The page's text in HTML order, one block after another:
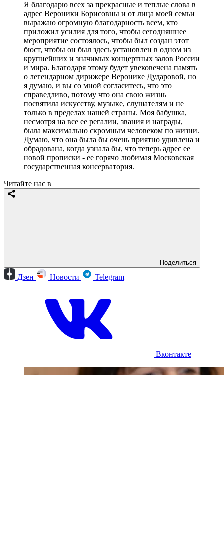
Я благодарю всех за прекрасные и теплые слова в
адрес Вероники Борисовны и от лица моей семьи
выражаю огромную благодарность всем, кто
приложил усилия для того, чтобы сегодняшнее
мероприятие состоялось, чтобы был создан этот
бюст, чтобы он был здесь установлен в одном из
крупнейших и значимых концертных залов России
и мира. Благодаря этому будет увековечена память
о легендарном дирижере Веронике Дударовой, но
я думаю, и вы со мной согласитесь, что это
справедливо, потому что она свою жизнь
посвятила искусству, музыке, слушателям и не
только в пределах нашей страны. Моя бабушка,
несмотря на все ее регалии, звания и награды,
была максимально скромным человеком по жизни.
Думаю, что она была бы очень приятно удивлена и
обрадована, когда узнала бы, что теперь адрес ее
новой прописки - ее горячо любимая Московская
государственная консерватория.
Читайте нас в
Поделиться
Дзен Новости Telegram
Вконтакте